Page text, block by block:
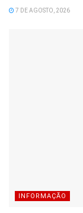
7 DE AGOSTO, 2026
INFORMAÇÃO